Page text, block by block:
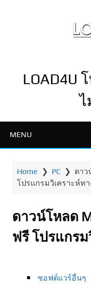
LOAD4U
ไ
MENU
Home ❯ PC ❯ ดาว
โปรแกรมวิเคราะห์ท
ดาวน์โหลด
ฟรี โปรแกร
ซอฟต์แวร์อื่นๆ